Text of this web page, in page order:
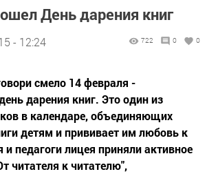
День дарения книг
- 12:24 722 0 0
смело 14 февраля -
дарения книг. Это один из
в календаре, объединяющих
детям и прививает им любовь к
педагоги лицея приняли активное
читателя к читателю",